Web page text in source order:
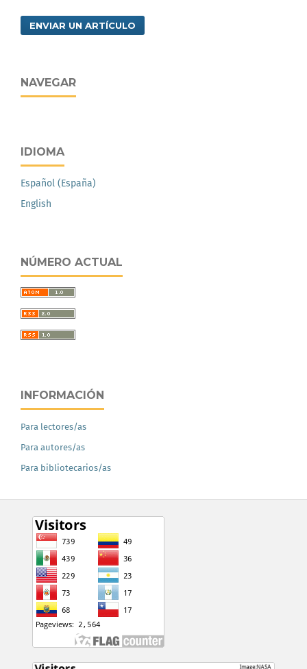
ENVIAR UN ARTÍCULO
NAVEGAR
IDIOMA
Español (España)
English
NÚMERO ACTUAL
INFORMACIÓN
Para lectores/as
Para autores/as
Para bibliotecarios/as